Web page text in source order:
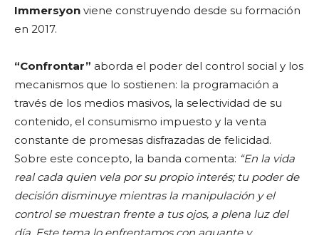
Immersyon viene construyendo desde su formación
en 2017.
“Confrontar” aborda el poder del control social y los
mecanismos que lo sostienen: la programación a
través de los medios masivos, la selectividad de su
contenido, el consumismo impuesto y la venta
constante de promesas disfrazadas de felicidad.
Sobre este concepto, la banda comenta: “En la vida
real cada quien vela por su propio interés; tu poder de
decisión disminuye mientras la manipulación y el
control se muestran frente a tus ojos, a plena luz del